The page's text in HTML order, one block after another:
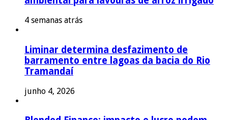
4 semanas atrás
Liminar determina desfazimento de
barramento entre lagoas da bacia do Rio
Tramandaí
junho 4, 2026